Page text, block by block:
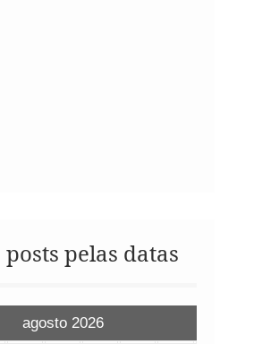
posts pelas datas
agosto 2026